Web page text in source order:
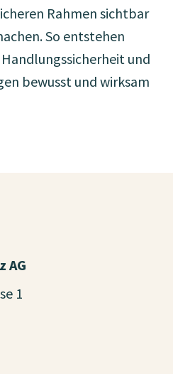
Rahmen sichtbar
So entstehen
und
bewusst und wirksam
AG
1